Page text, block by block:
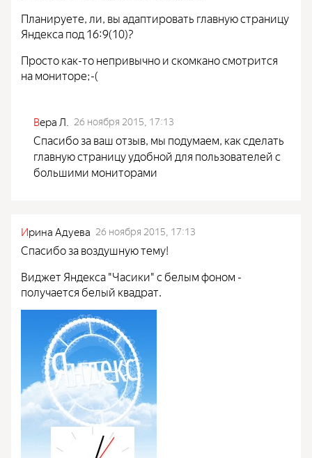
Планируете, ли, вы адаптировать главную страницу
Яндекса под 16:9(10)?
Просто как-то непривычно и скомкано смотрится
на мониторе;-(
Вера Л. 26 ноября 2015, 17:13
Спасибо за ваш отзыв, мы подумаем, как сделать
главную страницу удобной для пользователей с
большими мониторами
Ирина Адуева 26 ноября 2015, 17:13
Спасибо за воздушную тему!
Виджет Яндекса "Часики" с белым фоном -
получается белый квадрат.